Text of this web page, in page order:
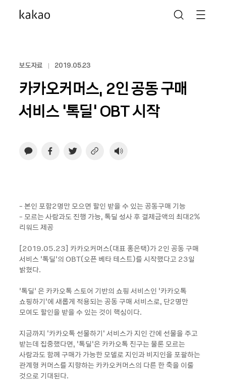
보도자료 2019.05.23
카카오커머스, 2인 공동 구매
서비스 ‘톡딜’ OBT 시작
- 본인 포함2명만 모으면 할인 받을 수 있는 공동구매 기능
- 모르는 사람과도 진행 가능, 톡딜 성사 후 결제금액의 최대2%
리워드 제공
[2019.05.23] 카카오커머스(대표 홍은택)가 2인 공동 구매
서비스 ‘톡딜’의 OBT(오픈 베타 테스트)를 시작했다고 23일
밝혔다.
‘톡딜’ 은 카카오톡 스토어 기반의 쇼핑 서비스인 ‘카카오톡
쇼핑하기’에 새롭게 적용되는 공동 구매 서비스로, 단2명만
모여도 할인을 받을 수 있는 것이 핵심이다.
지금까지 '카카오톡 선물하기' 서비스가 지인 간에 선물을 주고
받는데 집중했다면, ‘톡딜’은 카카오톡 친구는 물론 모르는
사람과도 함께 구매가 가능한 모델로 지인과 비지인을 포괄하는
관계형 커머스를 지향하는 카카오커머스의 다른 한 축을 이룰
것으로 기대된다.